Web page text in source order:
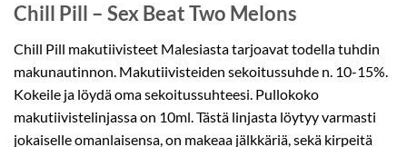
Chill Pill – Sex Beat Two Melons
Chill Pill makutiivisteet Malesiasta tarjoavat todella tuhdin
makunautinnon. Makutiivisteiden sekoitussuhde n. 10-15%.
Kokeile ja löydä oma sekoitussuhteesi. Pullokoko
makutiivistelinjassa on 10ml. Tästä linjasta löytyy varmasti
jokaiselle omanlaisensa, on makeaa jälkkäriä, sekä kirpeitä